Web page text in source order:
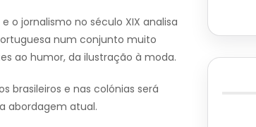
o jornalismo no século XIX analisa
num conjunto muito
ao humor, da ilustração à moda.
brasileiros e nas colónias será
abordagem atual.